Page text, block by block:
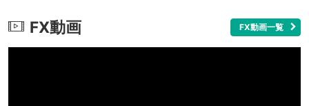
FX動画 FX動画一覧